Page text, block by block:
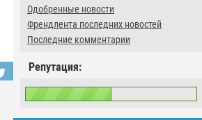
Одобренные новости
Френдлента последних новостей
Последние комментарии
Репутация: